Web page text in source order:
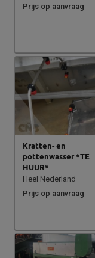
Prijs op aanvraag
Kratten- en
pottenwasser *TE
HUUR*
Heel Nederland
Prijs op aanvraag